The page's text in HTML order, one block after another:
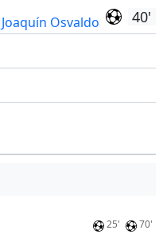
40'
Joaquín Osvaldo
25' 70'